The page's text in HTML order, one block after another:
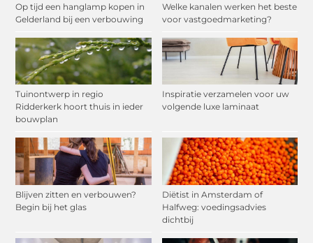
Op tijd een hanglamp kopen in
Gelderland bij een verbouwing
Welke kanalen werken het beste
voor vastgoedmarketing?
Tuinontwerp in regio
Ridderkerk hoort thuis in ieder
bouwplan
Inspiratie verzamelen voor uw
volgende luxe laminaat
Blijven zitten en verbouwen?
Begin bij het glas
Diëtist in Amsterdam of
Halfweg: voedingsadvies
dichtbij